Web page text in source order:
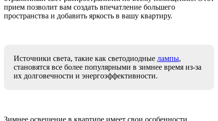
прием позволит вам создать впечатление большего
пространства и добавить яркость в вашу квартиру.
Источники света, такие как светодиодные лампы,
становятся все более популярными в зимнее время из-за
их долговечности и энергоэффективности.
Зимнее освещение в квартире имеет свои особенности,